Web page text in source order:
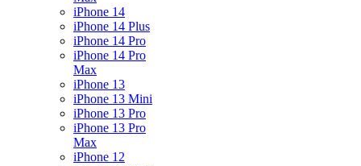
iPhone 14
iPhone 14 Plus
iPhone 14 Pro
iPhone 14 Pro
Max
iPhone 13
iPhone 13 Mini
iPhone 13 Pro
iPhone 13 Pro
Max
iPhone 12